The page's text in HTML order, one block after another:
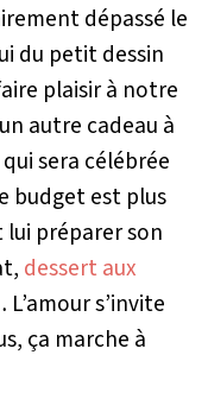
dépassé le
du petit dessin
plaisir à notre
autre cadeau à
sera célébrée
budget est plus
préparer son
dessert aux
s’invite
ça marche à